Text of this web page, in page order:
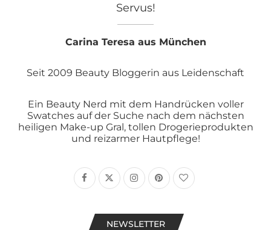
Servus!
Carina Teresa aus München
Seit 2009 Beauty Bloggerin aus Leidenschaft
Ein Beauty Nerd mit dem Handrücken voller
Swatches auf der Suche nach dem nächsten
heiligen Make-up Gral, tollen Drogerieprodukten
und reizarmer Hautpflege!
NEWSLETTER